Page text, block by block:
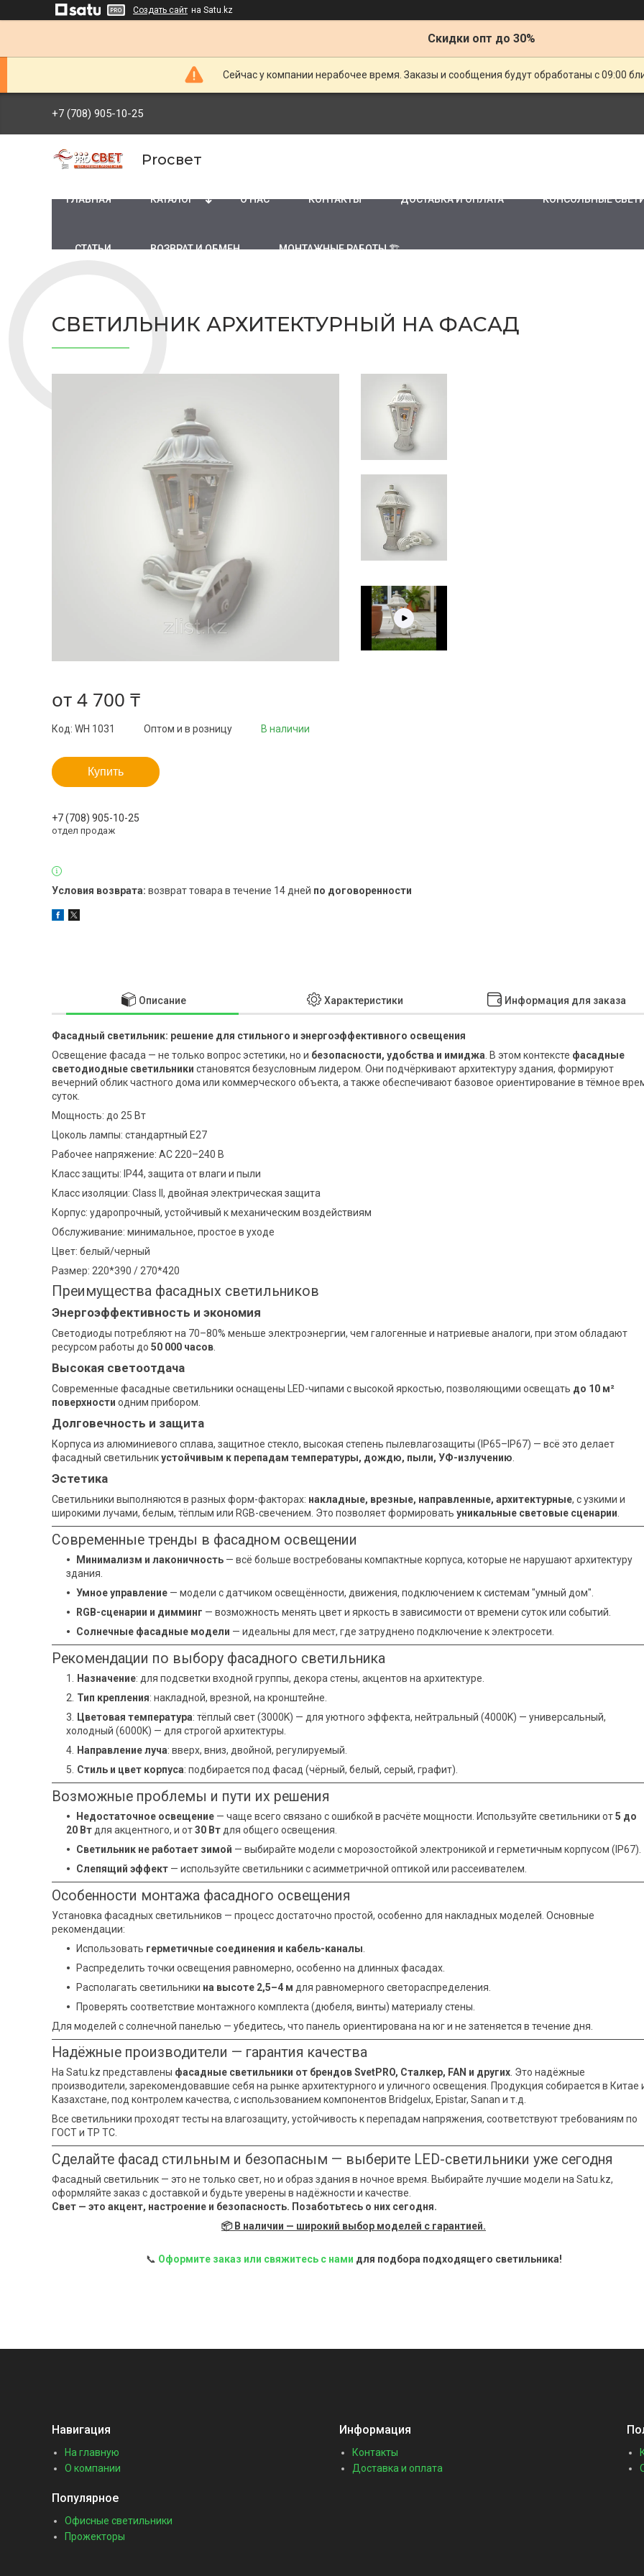
Создать сайт на Satu.kz
Скидки опт до 30%
Сейчас у компании нерабочее время. Заказы и сообщения будут обработаны с 09:00
+7 (708) 905-10-25
Proсвет
ГЛАВНАЯ КАТАЛОГ О НАС КОНТАКТЫ ДОСТАВКА И ОПЛАТА КОНСОЛЬНЫЕ
СТАТЬИ ВОЗВРАТ И ОБМЕН МОНТАЖНЫЕ РАБОТЫ 🏗
СВЕТИЛЬНИК АРХИТЕКТУРНЫЙ НА ФАСАД
от4 700 ₸
В наличии
Оптом и в розницу
Код: WH 1031
Купить
+7 (708) 905-10-25
отдел продаж
возврат товара в течение 14 дней по договоренности
Описание Характеристики Информация для заказа
Фасадный светильник: решение для стильного и энергоэффективного освещения
Освещение фасада — не только вопрос эстетики, но и безопасности, удобства и имиджа. В этом контексте фасадные
светодиодные светильники становятся безусловным лидером. Они подчёркивают архитектуру здания, формируют
вечерний облик частного дома или коммерческого объекта, а также обеспечивают базовое ориентирование в тёмное
суток.
Мощность: до 25 Вт
Цоколь лампы: стандартный E27
Рабочее напряжение: AC 220–240 В
Класс защиты: IP44, защита от влаги и пыли
Класс изоляции: Class II, двойная электрическая защита
Корпус: ударопрочный, устойчивый к механическим воздействиям
Обслуживание: минимальное, простое в уходе
Цвет: белый/черный
Размер: 220*390 / 270*420
Преимущества фасадных светильников
Энергоэффективность и экономия
Светодиоды потребляют на 70–80% меньше электроэнергии, чем галогенные и натриевые аналоги, при этом обладают
ресурсом работы до 50 000 часов.
Высокая светоотдача
Современные фасадные светильники оснащены LED-чипами с высокой яркостью, позволяющими освещать до 10 м²
поверхности одним прибором.
Долговечность и защита
Корпуса из алюминиевого сплава, защитное стекло, высокая степень пылевлагозащиты (IP65–IP67) — всё это делает
фасадный светильникустойчивым к перепадам температуры, дождю, пыли, УФ-излучению.
Эстетика
Светильники выполняются в разных форм-факторах: накладные, врезные, направленные, архитектурные, с узкими и
широкими лучами, белым, тёплым или RGB-свечением. Это позволяет формировать уникальные световые сценарии.
Современные тренды в фасадном освещении
Минимализм и лаконичность — всё больше востребованы компактные корпуса, которые не нарушают архитектуру
здания.
Умное управление — модели с датчиком освещённости, движения, подключением к системам "умный дом".
RGB-сценарии и димминг — возможность менять цвет и яркость в зависимости от времени суток или событий.
Солнечные фасадные модели — идеальны для мест, где затруднено подключение к электросети.
Рекомендации по выбору фасадного светильника
Назначение: для подсветки входной группы, декора стены, акцентов на архитектуре.
Тип крепления: накладной, врезной, на кронштейне.
Цветовая температура: тёплый свет (3000K) — для уютного эффекта, нейтральный (4000K) — универсальный,
холодный (6000K) — для строгой архитектуры.
Направление луча: вверх, вниз, двойной, регулируемый.
Стиль и цвет корпуса: подбирается под фасад (чёрный, белый, серый, графит).
Возможные проблемы и пути их решения
Недостаточное освещение — чаще всего связано с ошибкой в расчёте мощности. Используйте светильники от5 до
20 Вт для акцентного, и от30 Вт для общего освещения.
Светильник не работает зимой — выбирайте модели с морозостойкой электроникой и герметичным корпусом (IP67).
Слепящий эффект — используйте светильники с асимметричной оптикой или рассеивателем.
Особенности монтажа фасадного освещения
Установка фасадных светильников — процесс достаточно простой, особенно для накладных моделей. Основные
рекомендации:
Использовать герметичные соединения и кабель-каналы
Распределить точки освещения равномерно, особенно на длинных фасадах.
Располагать светильники на высоте 2,5–4 м для равномерного светораспределения.
Проверять соответствие монтажного комплекта (дюбеля, винты) материалу стены.
Для моделей с солнечной панелью — убедитесь, что панель ориентирована на юг и не затеняется в течение дня.
Надёжные производители — гарантия качества
На Satu.kz представлены фасадные светильники от брендов SvetPRO, Сталкер, FAN и других. Это надёжные
производители, зарекомендовавшие себя на рынке архитектурного и уличного освещения. Продукция собирается в Китае
Казахстане, под контролем качества, с использованием компонентов Bridgelux, Epistar, Sanan и т.д.
Все светильники проходят тесты на влагозащиту, устойчивость к перепадам напряжения, соответствуют требованиям по
ГОСТ и ТР ТС.
Сделайте фасад стильным и безопасным — выберите LED-светильники уже сегодня
Фасадный светильник — это не только свет, но и образ здания в ночное время. Выбирайте лучшие модели на Satu.kz,
оформляйте заказ с доставкой и будьте уверены в надёжности и качестве.
Свет — это акцент, настроение и безопасность. Позаботьтесь о них сегодня.
📦 В наличии — широкий выбор моделей с гарантией.
📞 Оформите заказ или свяжитесь с нами для подбора подходящего светильника!
Навигация
На главную
О компании
Информация
Контакты
Доставка и оплата
Популярное
Офисные светильники
Прожекторы